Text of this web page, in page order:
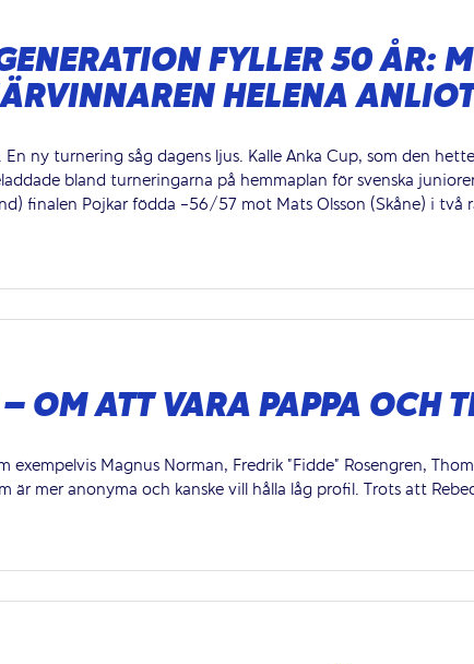
FYLLER 50 ÅR:
HELENA
En ny turnering såg dagens ljus. Kalle Anka Cup, som den
bland turneringarna på hemmaplan för svenska
finalen Pojkar födda -56/57 mot Mats Olsson (Skåne) i två
OM ATT VARA PAPPA OCH
Magnus Norman, Fredrik ”Fidde” Rosengren,
är mer anonyma och kanske vill hålla låg profil. Trots att